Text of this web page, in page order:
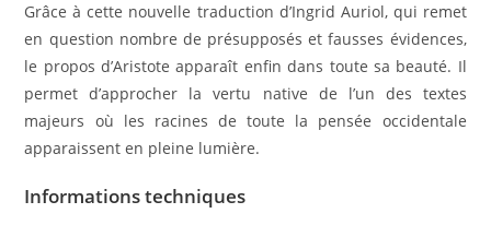
Grâce à cette nouvelle traduction d’Ingrid Auriol, qui remet
en question nombre de présupposés et fausses évidences,
le propos d’Aristote apparaît enfin dans toute sa beauté. Il
permet d’approcher la vertu native de l’un des textes
majeurs où les racines de toute la pensée occidentale
apparaissent en pleine lumière.
Informations techniques